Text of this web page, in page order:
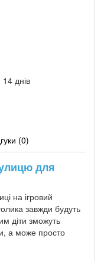
днів
(0)
для
на ігровий
завжди будуть
діти зможуть
а може просто